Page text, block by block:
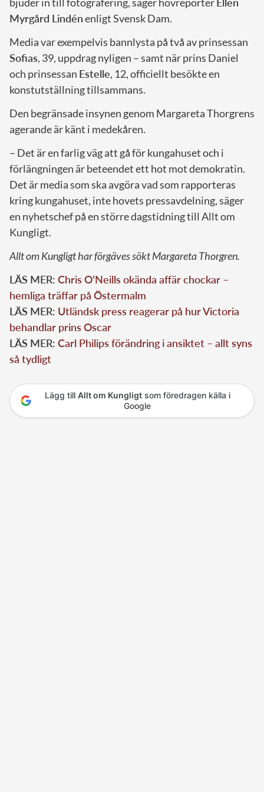
Myrgård Lindénenligt Svensk Dam.
Media var exempelvis bannlysta på två av prinsessan
Sofias, 39, uppdrag nyligen – samt när prins Daniel
och prinsessan Estelle, 12, officiellt besökte en
konstutställning tillsammans.
Den begränsade insynen genom Margareta Thorgrens
agerande är känt i medekåren.
– Det är en farlig väg att gå för kungahuset och i
förlängningen är beteendet ett hot mot demokratin.
Det är media som ska avgöra vad som rapporteras
kring kungahuset, inte hovets pressavdelning, säger
en nyhetschef på en större dagstidning till Allt om
Kungligt.
Allt om Kungligt har förgäves sökt Margareta Thorgren.
LÄS MER: Chris O’Neills okända affär chockar –
hemliga träffar på Östermalm
LÄS MER: Utländsk press reagerar på hur Victoria
behandlar prins Oscar
LÄS MER: Carl Philips förändring i ansiktet – allt syns
så tydligt
Lägg till Allt om Kungligtsom föredragen källa i
Google